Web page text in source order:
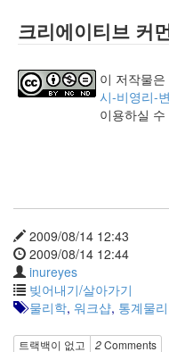
크리에이티브 커
이 저작물은
시-비영리-
이용하실
2009/08/14 12:43
2009/08/14 12:44
inureyes
빚어내기/살아가기
물리학, 워크샵, 통계물
트랙백이 없고 2Comments
디
어
변
화,
기
세
상,
속
도,
관
심
감